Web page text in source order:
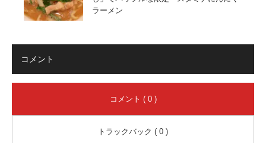
ラーメン
コメント
コメント ( 0 )
トラックバック ( 0 )